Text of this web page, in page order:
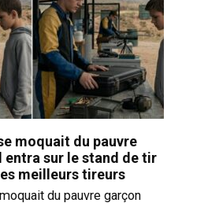
moquait du pauvre
entra sur le stand de tir
meilleurs tireurs
du pauvre garçon